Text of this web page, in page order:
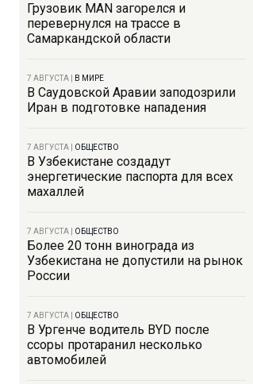
Грузовик MAN загорелся и
перевернулся на трассе в
Самаркандской области
7 АВГУСТА В МИРЕ
В Саудовской Аравии заподозрили
Иран в подготовке нападения
7 АВГУСТА ОБЩЕСТВО
В Узбекистане создадут
энергетические паспорта для всех
махаллей
7 АВГУСТА ОБЩЕСТВО
Более 20 тонн винограда из
Узбекистана не допустили на рынок
России
7 АВГУСТА ОБЩЕСТВО
В Ургенче водитель BYD после
ссоры протаранил несколько
автомобилей